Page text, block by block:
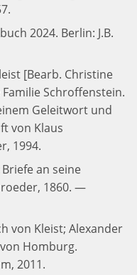
2024. Berlin: J.B.
[Bearb. Christine
Schroffenstein.
Geleitwort und
von Klaus
1994.
Briefe an seine
1860. —
von Kleist; Alexander
Homburg.
2011.